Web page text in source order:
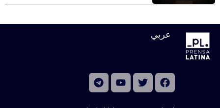
عربي